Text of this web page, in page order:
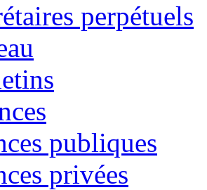
perpétuels
publiques
privées